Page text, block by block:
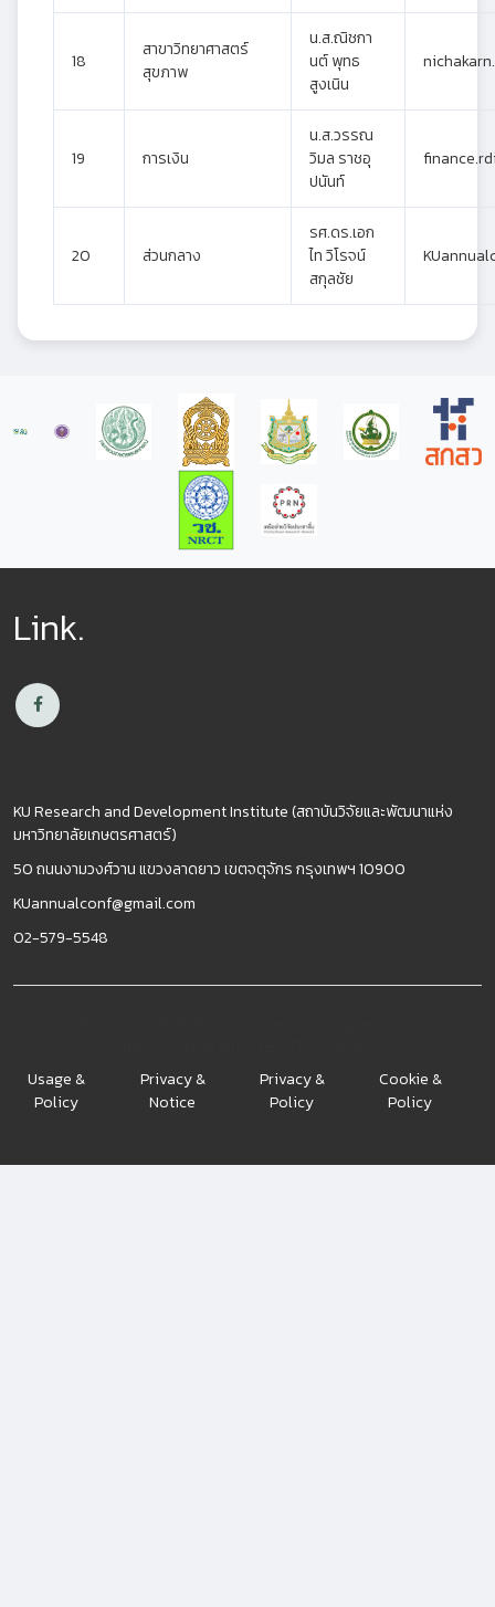
18
สาขาวิทยาศาสตร์
สุขภาพ
น.ส.ณิชกา
นต์ พุทธ
สูงเนิน
19 การเงิน
น.ส.วรรณ
วิมล ราชอุ
ปนันท์
20 ส่วนกลาง
รศ.ดร.เอก
ไท วิโรจน์
สกุลชัย
Link.
KU Research and Development Institute (สถาบันวิจัยและพัฒนาแห่ง
มหาวิทยาลัยเกษตรศาสตร์)
50 ถนนงามวงศ์วาน แขวงลาดยาว เขตจตุจักร กรุงเทพฯ 10900
KUannualconf@gmail.com
02-579-5548
Usage &
Policy
Privacy &
Notice
Privacy &
Policy
Cookie &
Policy